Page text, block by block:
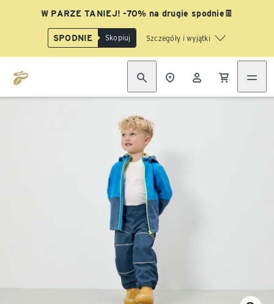
W PARZE TANIEJ! -70% na drugie spodnie👖
SPODNIE Skopiuj Szczegóły i wyjątki